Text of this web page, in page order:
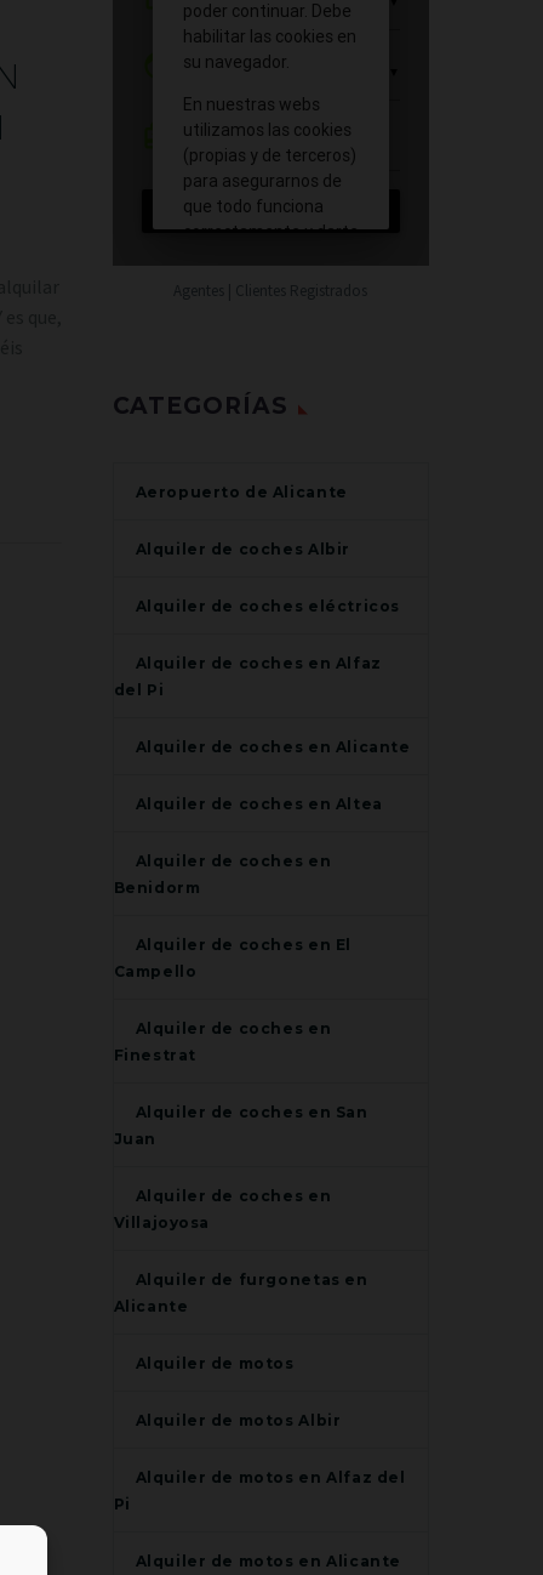
Agentes | Clientes Registrados
CATEGORÍAS
Aeropuerto de Alicante
Alquiler de coches Albir
Alquiler de coches eléctricos
Alquiler de coches en Alfaz
del Pi
Alquiler de coches en Alicante
Alquiler de coches en Altea
Alquiler de coches en
Benidorm
Alquiler de coches en El
Campello
Alquiler de coches en
Finestrat
Alquiler de coches en San
Juan
Alquiler de coches en
Villajoyosa
Alquiler de furgonetas en
Alicante
Alquiler de motos
Alquiler de motos Albir
Alquiler de motos en Alfaz del
Pi
Alquiler de motos en Alicante